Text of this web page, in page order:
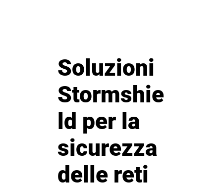
Soluzioni
Stormshie
ld per la
sicurezza
delle reti